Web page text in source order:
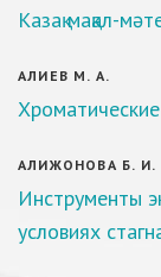
Казақ мақал-
АЛИЕВ М. А.
АЛИЖОНОВА Б. И.
Инструменты
условиях